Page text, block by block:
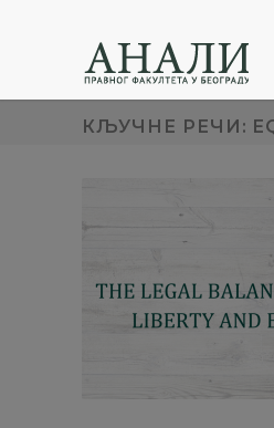
КЉУЧНЕ РЕЧИ: